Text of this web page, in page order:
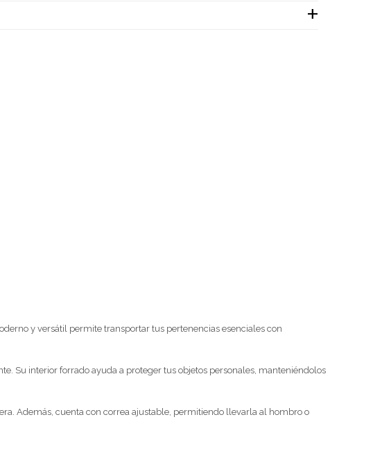
y versátil permite transportar tus pertenencias esenciales con
Su interior forrado ayuda a proteger tus objetos personales, manteniéndolos
Además, cuenta con correa ajustable, permitiendo llevarla al hombro o